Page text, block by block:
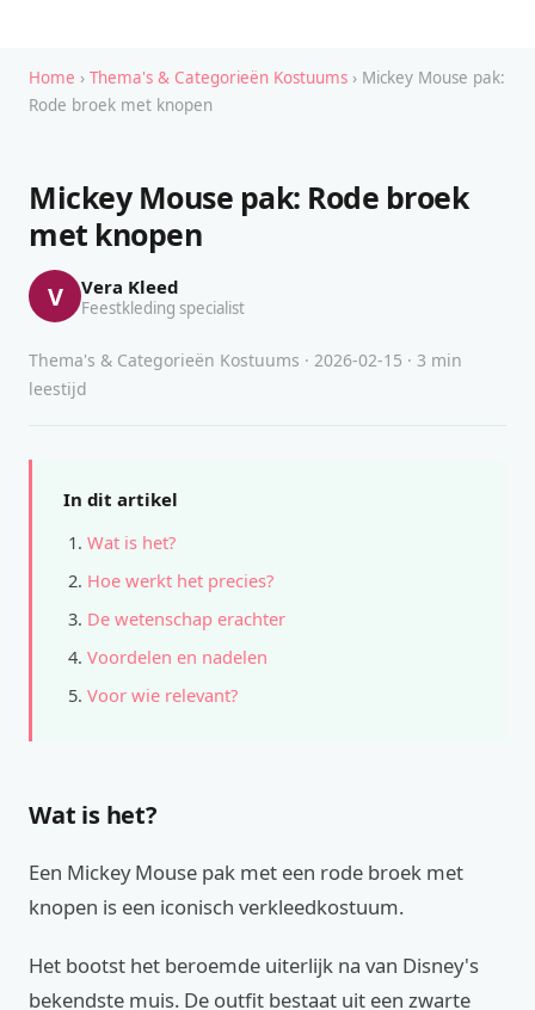
Home › Thema's & Categorieën Kostuums › Mickey Mouse pak:
Rode broek met knopen
Mickey Mouse pak: Rode broek
met knopen
V Vera Kleed
Feestkleding specialist
Thema's & Categorieën Kostuums · 2026-02-15 · 3 min
leestijd
In dit artikel
Wat is het?
Hoe werkt het precies?
De wetenschap erachter
Voordelen en nadelen
Voor wie relevant?
Wat is het?
Een Mickey Mouse pak met een rode broek met
knopen is een iconisch verkleedkostuum.
Het bootst het beroemde uiterlijk na van Disney's
bekendste muis. De outfit bestaat uit een zwarte